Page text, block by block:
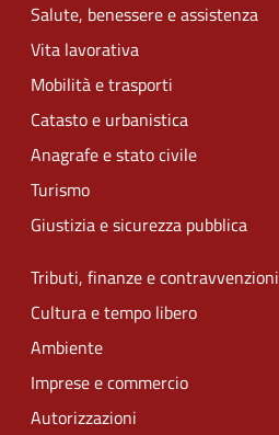
Salute, benessere e assistenza
Vita lavorativa
Mobilità e trasporti
Catasto e urbanistica
Anagrafe e stato civile
Turismo
Giustizia e sicurezza pubblica
Tributi, finanze e contravvenzioni
Cultura e tempo libero
Ambiente
Imprese e commercio
Autorizzazioni